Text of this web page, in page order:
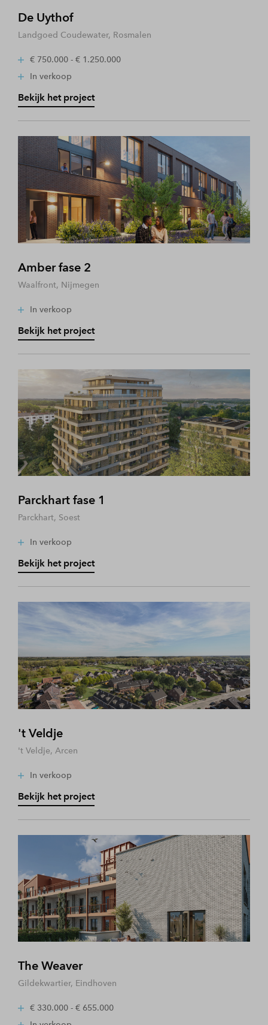
De Uythof
Landgoed Coudewater, Rosmalen
€ 750.000 - € 1.250.000
In verkoop
Bekijk het project
Amber fase 2
Waalfront, Nijmegen
In verkoop
Bekijk het project
Parckhart fase 1
Parckhart, Soest
In verkoop
Bekijk het project
't Veldje
't Veldje, Arcen
In verkoop
Bekijk het project
The Weaver
Gildekwartier, Eindhoven
€ 330.000 - € 655.000